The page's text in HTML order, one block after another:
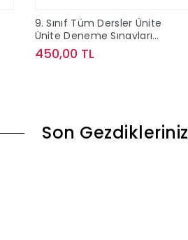
9. Sınıf Tüm Dersler Ünite
Ünite Deneme Sınavları
Çözümlü Editör Yayınları
450,00 TL
Son Gezdikleriniz